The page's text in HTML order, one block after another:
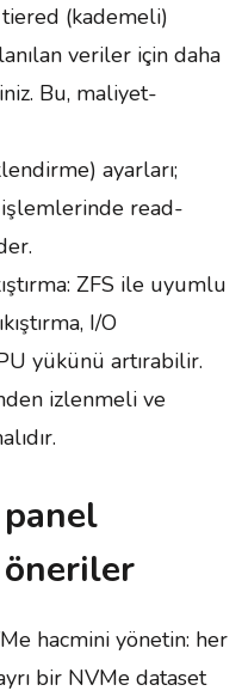
(kademeli)
veriler için daha
Bu, maliyet-
ayarları;
read-
ZFS ile uyumlu
I/O
yükünü artırabilir.
izlenmeli ve
hacmini yönetin: her
bir NVMe dataset